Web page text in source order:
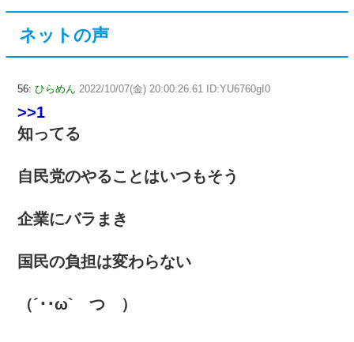
ネットの声
56: ひらめん 2022/10/07(金) 20:00:26.61 ID:YU6760gI0
>>1
知ってる
自民党のやることはいつもそう
企業にバラまき
国民の負担は変わらない
（´･･ω` つ ）